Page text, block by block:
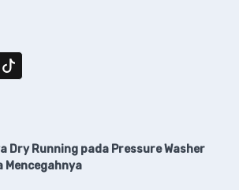
Dry Running pada Pressure Washer
Mencegahnya